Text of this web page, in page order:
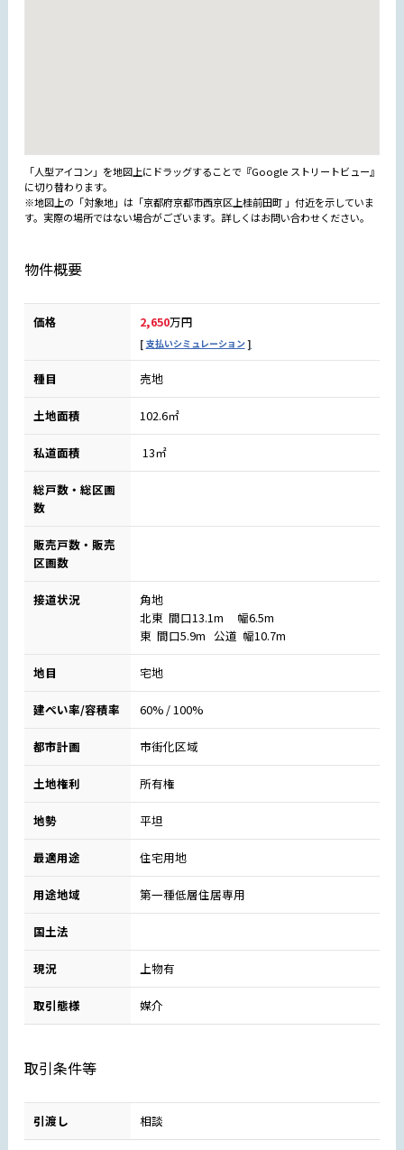
「人型アイコン」を地図上にドラッグすることで『Google ストリートビュー』
に切り替わります。
※地図上の「対象地」は「京都府京都市西京区上桂前田町 」付近を示していま
す。実際の場所ではない場合がございます。詳しくはお問い合わせください。
物件概要
価格 2,650万円
支払いシミュレーション
種目 売地
土地面積 102.6㎡
私道面積 13㎡
総戸数・総区画
数
販売戸数・販売
区画数
接道状況
角地
北東 間口13.1m 幅6.5m
東 間口5.9m 公道 幅10.7m
地目 宅地
建ぺい率/容積率 60% / 100%
都市計画 市街化区域
土地権利 所有権
地勢 平坦
最適用途 住宅用地
用途地域 第一種低層住居専用
国土法
現況 上物有
取引態様 媒介
取引条件等
引渡し 相談